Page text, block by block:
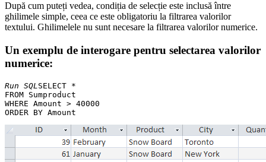
După cum puteți vedea, condiția de selecție este inclusă între
ghilimele simple, ceea ce este obligatoriu la filtrarea valorilor
textului. Ghilimelele nu sunt necesare la filtrarea valorilor numerice.
Un exemplu de interogare pentru selectarea valorilor
numerice:
Run SQL SELECT *
FROM Sumproduct
WHERE Amount > 40000